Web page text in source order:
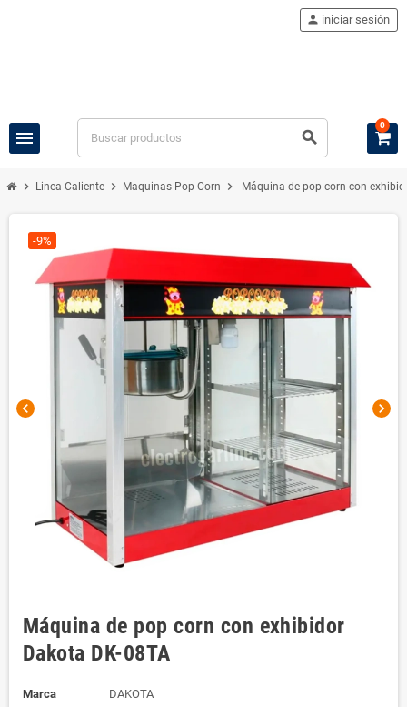
menu search
person iniciar sesión
0
chevron_right Linea Caliente chevron_right Maquinas Pop Corn chevron_right Máquina de pop corn con
chevron_left chevron_right
-9%
Máquina de pop corn con exhibidor
Dakota DK-08TA
Marca
DAKOTA